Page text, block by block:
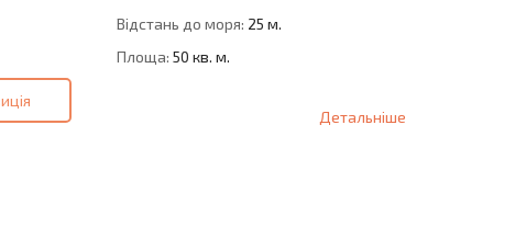
Відстань до моря: 25 м.
Площа: 50 кв. м.
Детальніше